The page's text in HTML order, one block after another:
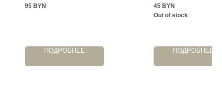
самые популярные и часто
95 BYN
ПОДРОБНЕЕ
мехом и колокольчиком
внутри.
45 BYN
Out of stock
ПОДРОБНЕЕ